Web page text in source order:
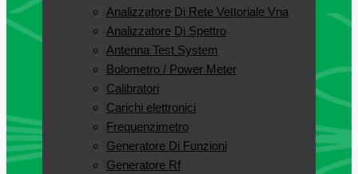
Analizzatore Di Rete Vettoriale Vna
Analizzatore Di Spettro
Antenna Test System
Bolometro / Power Meter
Calibratori
Carichi elettronici
Frequenzimetro
Generatore Di Funzioni
Generatore Rf